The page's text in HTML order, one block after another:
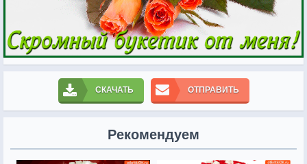
СКАЧАТЬ ОТПРАВИТЬ
Рекомендуем